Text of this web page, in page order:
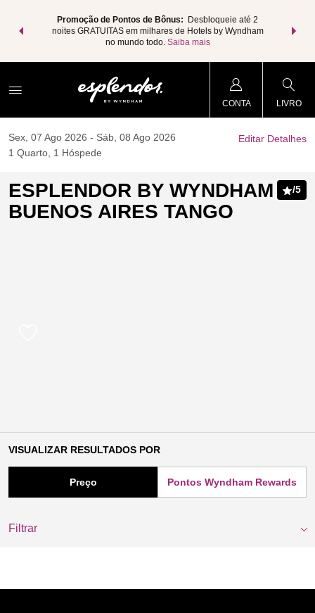
também
SAIBA
Promoção de Pontos de Bônus:
Desbloqueie até 2
noites GRATUITAS em milhares de Hotels by Wyndham
no mundo todo. Saiba mais
com os
pontos
CONTA LIVRO
Sex, 07 Ago 2026
Sáb, 08 Ago 2026
1 Quarto 1 Hóspede
Editar Detalhes
ESPLENDOR BY WYNDHAM
BUENOS AIRES TANGO
/5
VISUALIZAR RESULTADOS POR
Preço Pontos Wyndham Rewards
Filtrar